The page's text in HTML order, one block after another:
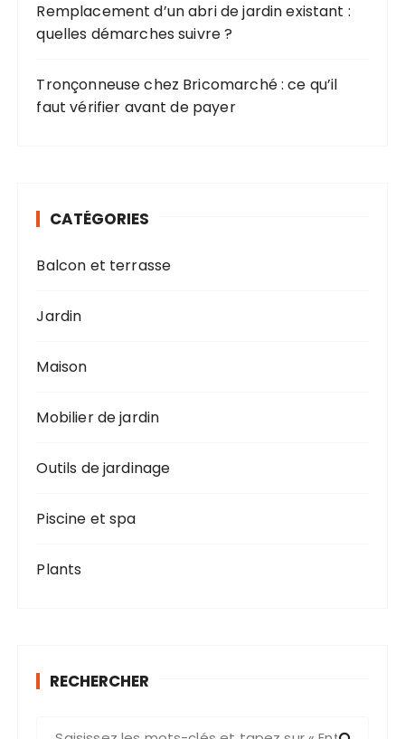
Remplacement d’un abri de jardin existant :
quelles démarches suivre ?
Tronçonneuse chez Bricomarché : ce qu’il
faut vérifier avant de payer
CATÉGORIES
Balcon et terrasse
Jardin
Maison
Mobilier de jardin
Outils de jardinage
Piscine et spa
Plants
RECHERCHER